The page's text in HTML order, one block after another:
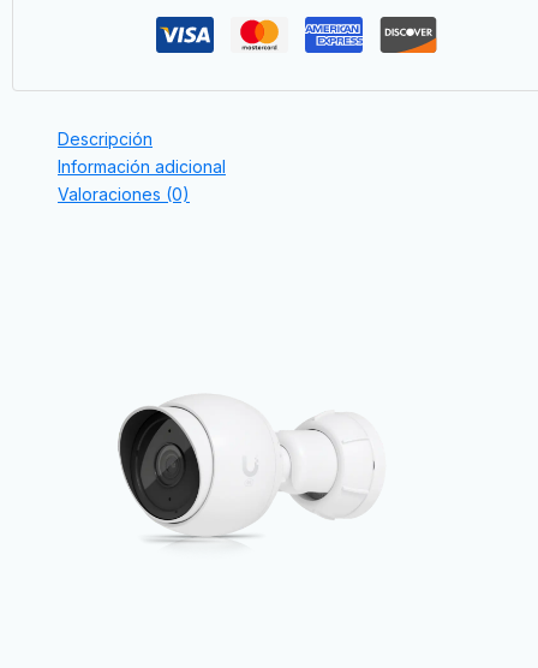
Descripción
Información adicional
Valoraciones (0)